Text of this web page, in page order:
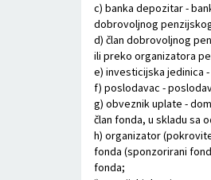
c) banka depozitar -
dobrovoljnog
d) član dobrovoljnog
ili preko organizatora
e) investicijska jedinica
f) poslodavac -
g) obveznik uplate -
član fonda, u skladu sa
h) organizator
fonda (sponzorirani
fonda;